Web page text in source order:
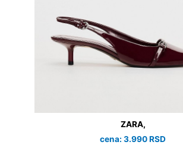
ZARA,
cena: 3.990 RSD